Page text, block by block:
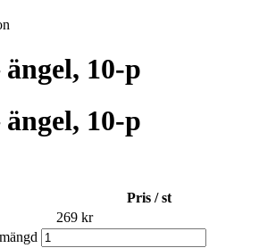
10-p
10-p
Pris / st
269 kr